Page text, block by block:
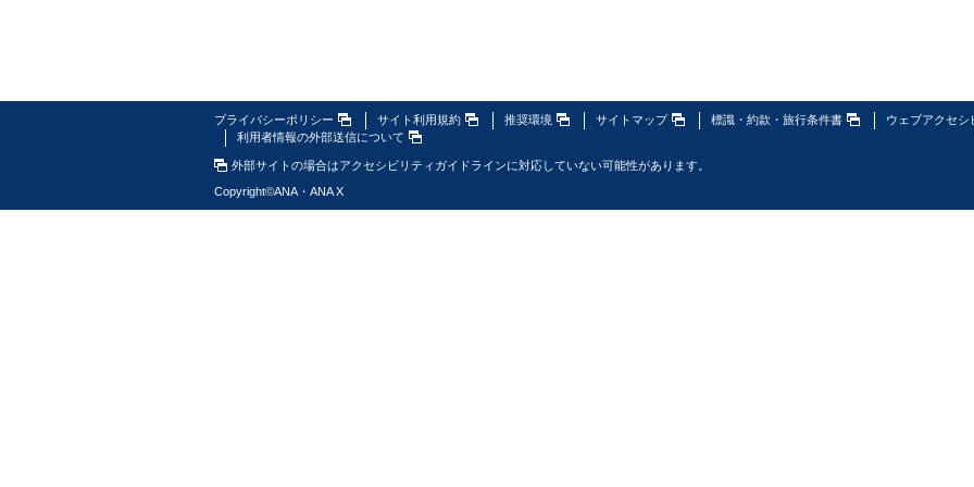
プライバシーポリシー サイト利用規約 推奨環境 サイトマップ 標識・約款・旅行条件書
ウェブアクセシ
利用者情報の外部送信について
外部サイトの場合はアクセシビリティガイドラインに対応していない可能性があります。
Copyright©ANA・ANA X